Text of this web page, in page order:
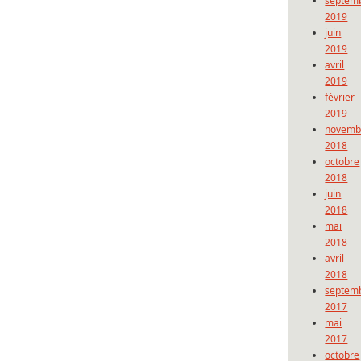
2019
juin
2019
avril
2019
février
2019
2018
octobre
2018
juin
2018
mai
2018
avril
2018
2017
mai
2017
octobre